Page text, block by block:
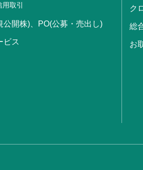
用取引
公開株)、PO(公募・売出し)
ビス
ク
総
お